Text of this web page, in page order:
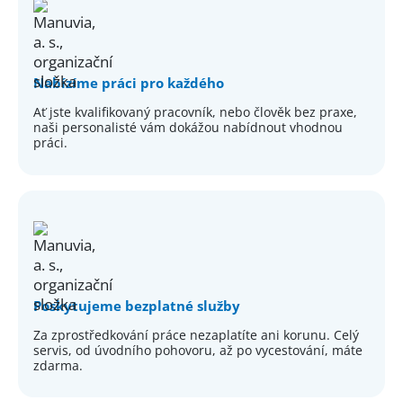
Nabízíme práci pro každého
Ať jste kvalifikovaný pracovník, nebo člověk bez praxe,
naši personalisté vám dokážou nabídnout vhodnou
práci.
Poskytujeme bezplatné služby
Za zprostředkování práce nezaplatíte ani korunu. Celý
servis, od úvodního pohovoru, až po vycestování, máte
zdarma.